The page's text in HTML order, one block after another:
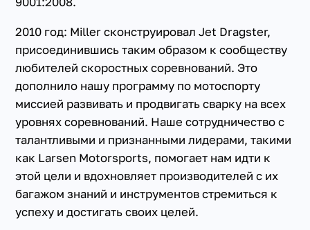
2010 год: Miller сконструировал Jet Dragster,
присоединившись таким образом к сообществу
любителей скоростных соревнований. Это
дополнило нашу программу по мотоспорту
миссией развивать и продвигать сварку на всех
уровнях соревнований. Наше сотрудничество с
талантливыми и признанными лидерами, такими
как Larsen Motorsports, помогает нам идти к
этой цели и вдохновляет производителей с их
багажом знаний и инструментов стремиться к
успеху и достигать своих целей.